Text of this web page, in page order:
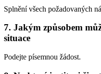
Splnění všech požadovaných
7. Jakým způsobem
situace
Podejte písemnou žádost.